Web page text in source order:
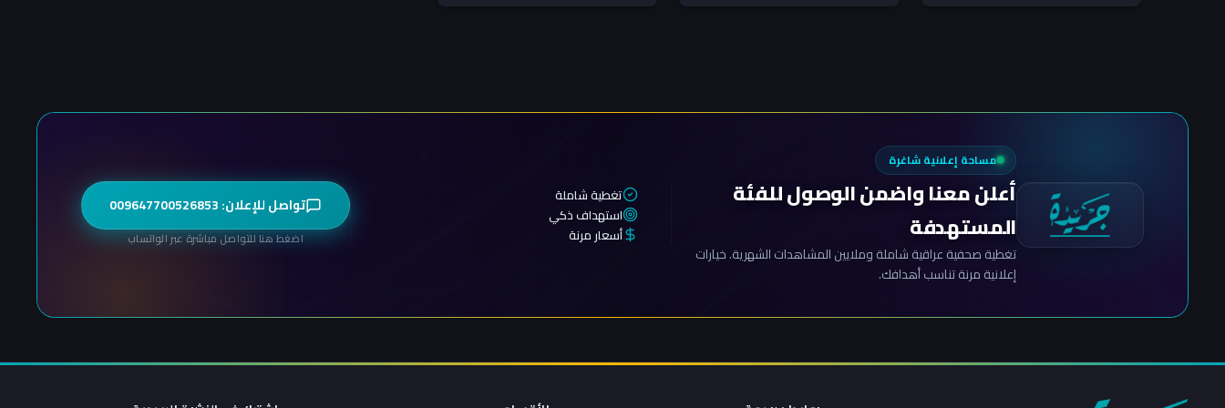
مساحة إعلانية شاغرة
أعلن معنا واضمن الوصول للفئة
المستهدفة
تغطية صحفية عراقية شاملة وملايين المشاهدات الشهرية. خيارات
إعلانية مرنة تناسب أهدافك.
تغطية شاملة
استهداف ذكي
أسعار مرنة
تواصل للإعلان: 009647700526853
اضغط هنا للتواصل مباشرة عبر الواتساب